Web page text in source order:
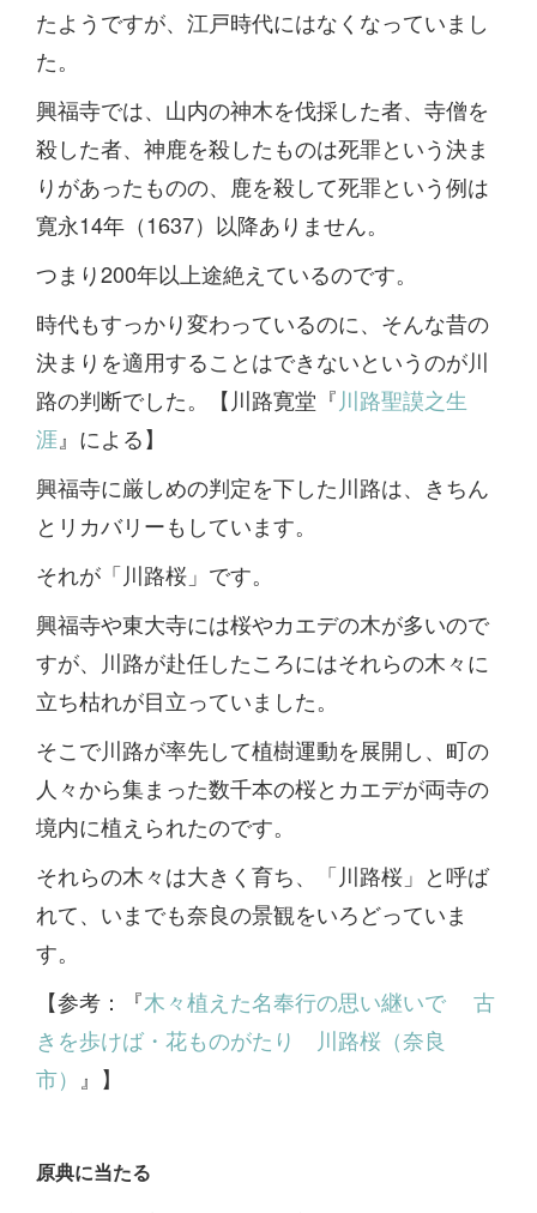
たようですが、江戸時代にはなくなっていまし
た。
興福寺では、山内の神木を伐採した者、寺僧を
殺した者、神鹿を殺したものは死罪という決ま
りがあったものの、鹿を殺して死罪という例は
寛永14年（1637）以降ありません。
つまり200年以上途絶えているのです。
時代もすっかり変わっているのに、そんな昔の
決まりを適用することはできないというのが川
路の判断でした。【川路寛堂『川路聖謨之生
涯』による】
興福寺に厳しめの判定を下した川路は、きちん
とリカバリーもしています。
それが「川路桜」です。
興福寺や東大寺には桜やカエデの木が多いので
すが、川路が赴任したころにはそれらの木々に
立ち枯れが目立っていました。
そこで川路が率先して植樹運動を展開し、町の
人々から集まった数千本の桜とカエデが両寺の
境内に植えられたのです。
それらの木々は大きく育ち、「川路桜」と呼ば
れて、いまでも奈良の景観をいろどっていま
す。
【参考：『木々植えた名奉行の思い継いで 古
きを歩けば・花ものがたり 川路桜（奈良
市）
』】
原典に当たる